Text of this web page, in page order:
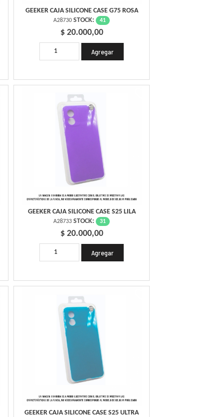
GEEKER CAJA SILICONE CASE G75 ROSA
A28730STOCK: 41
$ 20.000,00
GEEKER CAJA SILICONE CASE S25 LILA
A28733STOCK: 31
$ 20.000,00
GEEKER CAJA SILICONE CASE S25 ULTRA